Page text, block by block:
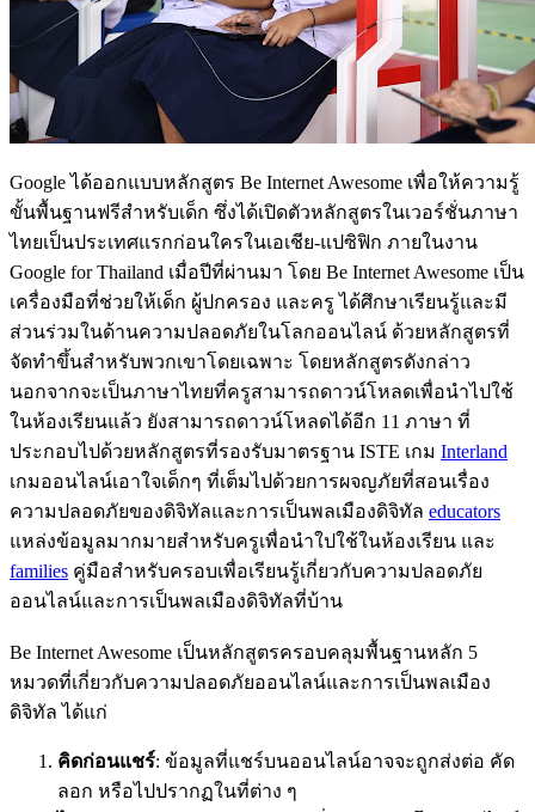
Google ได้ออกแบบหลักสูตร Be Internet Awesome เพื่อให้ความรู้
ขั้นพื้นฐานฟรีสำหรับเด็ก ซึ่งได้เปิดตัวหลักสูตรในเวอร์ชั่นภาษา
ไทยเป็นประเทศแรกก่อนใครในเอเชีย-แปซิฟิก ภายในงาน
Google for Thailand เมื่อปีที่ผ่านมา โดย Be Internet Awesome เป็น
เครื่องมือที่ช่วยให้เด็ก ผู้ปกครอง และครู ได้ศึกษาเรียนรู้และมี
ส่วนร่วมในด้านความปลอดภัยในโลกออนไลน์ ด้วยหลักสูตรที่
จัดทำขึ้นสำหรับพวกเขาโดยเฉพาะ โดยหลักสูตรดังกล่าว
นอกจากจะเป็นภาษาไทยที่ครูสามารถดาวน์โหลดเพื่อนำไปใช้
ในห้องเรียนแล้ว ยังสามารถดาวน์โหลดได้อีก 11 ภาษา ที่
ประกอบไปด้วยหลักสูตรที่รองรับมาตรฐาน ISTE เกม Interland
เกมออนไลน์เอาใจเด็กๆ ที่เต็มไปด้วยการผจญภัยที่สอนเรื่อง
ความปลอดภัยของดิจิทัลและการเป็นพลเมืองดิจิทัล educators
แหล่งข้อมูลมากมายสำหรับครูเพื่อนำใปใช้ในห้องเรียน และ
families คู่มือสำหรับครอบเพื่อเรียนรู้เกี่ยวกับความปลอดภัย
ออนไลน์และการเป็นพลเมืองดิจิทัลที่บ้าน
Be Internet Awesome เป็นหลักสูตรครอบคลุมพื้นฐานหลัก 5
หมวดที่เกี่ยวกับความปลอดภัยออนไลน์และการเป็นพลเมือง
ดิจิทัล ได้แก่
คิดก่อนแชร์: ข้อมูลที่แชร์บนออนไลน์อาจจะถูกส่งต่อ คัด
ลอก หรือไปปรากฏในที่ต่าง ๆ